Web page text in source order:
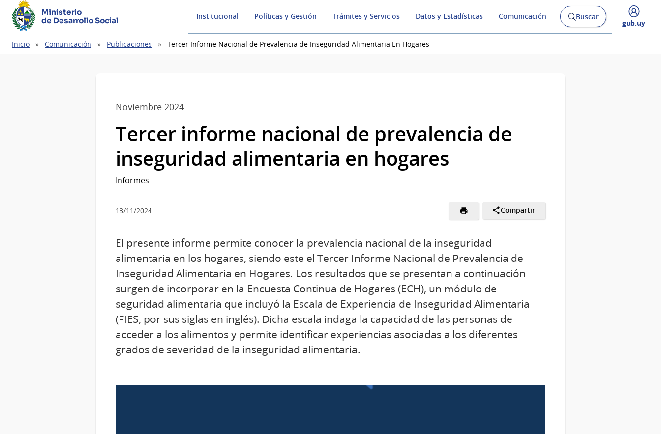
Ministerio
de Desarrollo Social
Institucional Políticas y Gestión Trámites y Servicios Datos y Estadísticas Comunicación
Abrir
buscador
Buscar
Desplegar
gub.uy
Ruta
Inicio Comunicación Publicaciones Tercer Informe Nacional de Prevalencia de Inseguridad Alimentaria En Hogares
Noviembre 2024
Tercer informe nacional de prevalencia de
inseguridad alimentaria en hogares
Informes
13/11/2024 Compartir
El presente informe permite conocer la prevalencia nacional de la inseguridad
alimentaria en los hogares, siendo este el Tercer Informe Nacional de Prevalencia de
Inseguridad Alimentaria en Hogares. Los resultados que se presentan a continuación
surgen de incorporar en la Encuesta Continua de Hogares (ECH), un módulo de
seguridad alimentaria que incluyó la Escala de Experiencia de Inseguridad Alimentaria
(FIES, por sus siglas en inglés). Dicha escala indaga la capacidad de las personas de
acceder a los alimentos y permite identificar experiencias asociadas a los diferentes
grados de severidad de la inseguridad alimentaria.